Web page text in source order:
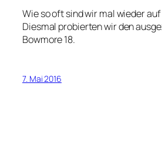
Wie so oft sind wir mal wieder
Diesmal probierten wir den
Bowmore 18.
7. Mai 2016